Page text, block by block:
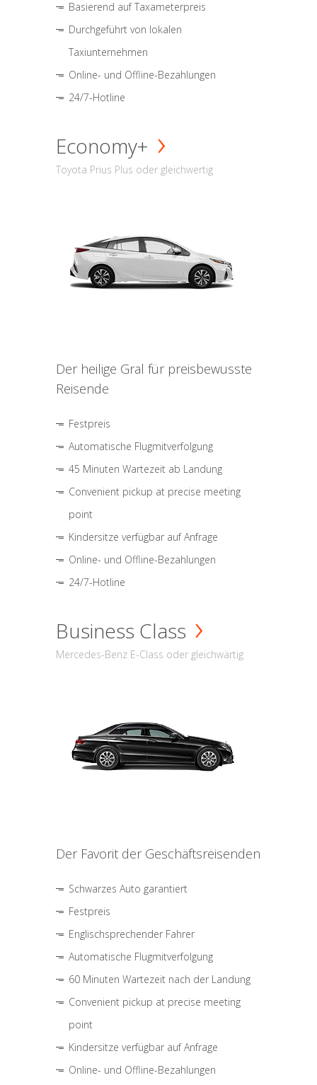
Basierend auf Taxameterpreis
Durchgeführt von lokalen
Taxiunternehmen
Online- und Offline-Bezahlungen
24/7-Hotline
Economy+
Toyota Prius Plus oder gleichwertig
Der heilige Gral für preisbewusste
Reisende
Festpreis
Automatische Flugmitverfolgung
45 Minuten Wartezeit ab Landung
Convenient pickup at precise meeting
point
Kindersitze verfügbar auf Anfrage
Online- und Offline-Bezahlungen
24/7-Hotline
Business Class
Mercedes-Benz E-Class oder gleichwärtig
Der Favorit der Geschäftsreisenden
Schwarzes Auto garantiert
Festpreis
Englischsprechender Fahrer
Automatische Flugmitverfolgung
60 Minuten Wartezeit nach der Landung
Convenient pickup at precise meeting
point
Kindersitze verfügbar auf Anfrage
Online- und Offline-Bezahlungen